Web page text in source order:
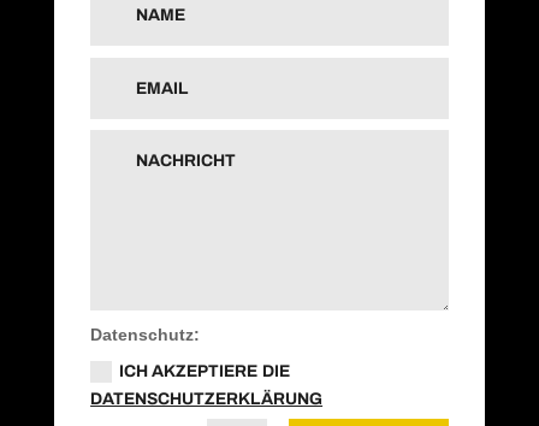
Datenschutz:
ICH AKZEPTIERE DIE
DATENSCHUTZERKLÄRUNG